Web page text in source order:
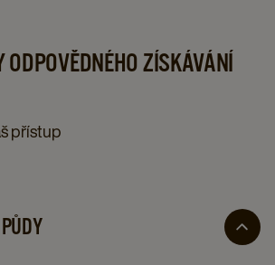
ZÍSKÁVÁNÍ
přístup